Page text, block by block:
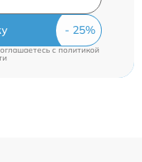
cполитикой